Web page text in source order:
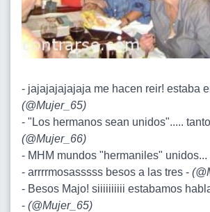
- jajajajajajaja me hacen reir! estaba
(@Mujer_65)
- "Los hermanos sean unidos".....
(@Mujer_66)
- MHM mundos "hermaniles" unidos...
- arrrrmosasssss besos a las tres - (
- Besos Majo! siiiiiiiiii estabamos
- (@Mujer_65)